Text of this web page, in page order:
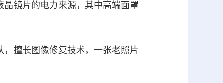
镜片的电力来源，其中高端面罩
擅长图像修复技术，一张老照片